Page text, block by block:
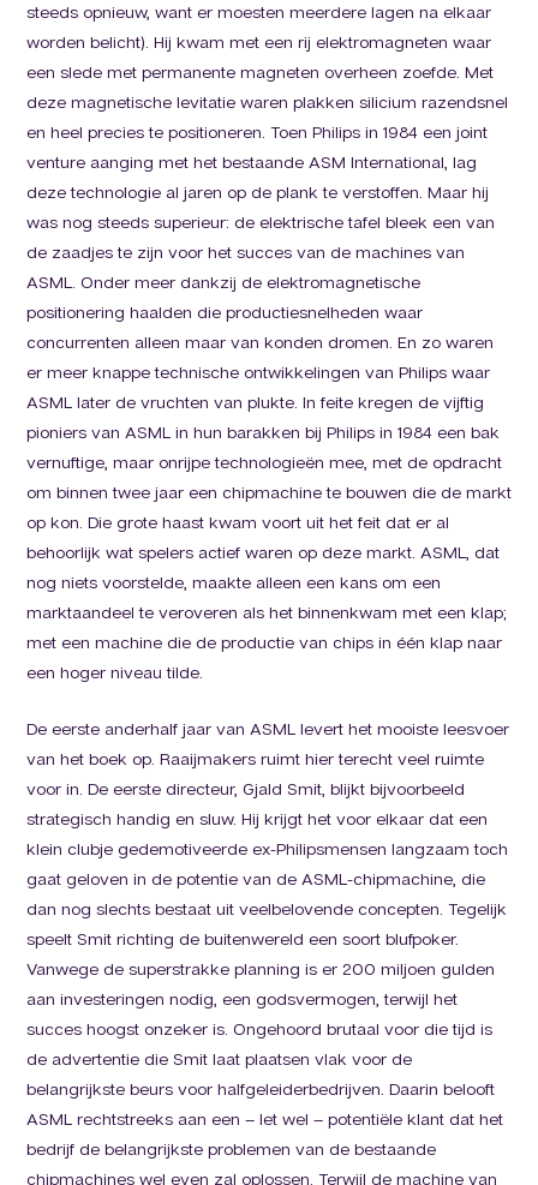
steeds opnieuw, want er moesten meerdere lagen na elkaar
worden belicht). Hij kwam met een rij elektromagneten waar
een slede met permanente magneten overheen zoefde. Met
deze magnetische levitatie waren plakken silicium razendsnel
en heel precies te positioneren. Toen Philips in 1984 een joint
venture aanging met het bestaande ASM International, lag
deze technologie al jaren op de plank te verstoffen. Maar hij
was nog steeds superieur: de elektrische tafel bleek een van
de zaadjes te zijn voor het succes van de machines van
ASML. Onder meer dankzij de elektromagnetische
positionering haalden die productiesnelheden waar
concurrenten alleen maar van konden dromen. En zo waren
er meer knappe technische ontwikkelingen van Philips waar
ASML later de vruchten van plukte. In feite kregen de vijftig
pioniers van ASML in hun barakken bij Philips in 1984 een bak
vernuftige, maar onrijpe technologieën mee, met de opdracht
om binnen twee jaar een chipmachine te bouwen die de markt
op kon. Die grote haast kwam voort uit het feit dat er al
behoorlijk wat spelers actief waren op deze markt. ASML, dat
nog niets voorstelde, maakte alleen een kans om een
marktaandeel te veroveren als het binnenkwam met een klap;
met een machine die de productie van chips in één klap naar
een hoger niveau tilde.
De eerste anderhalf jaar van ASML levert het mooiste leesvoer
van het boek op. Raaijmakers ruimt hier terecht veel ruimte
voor in. De eerste directeur, Gjald Smit, blijkt bijvoorbeeld
strategisch handig en sluw. Hij krijgt het voor elkaar dat een
klein clubje gedemotiveerde ex-Philipsmensen langzaam toch
gaat geloven in de potentie van de ASML-chipmachine, die
dan nog slechts bestaat uit veelbelovende concepten. Tegelijk
speelt Smit richting de buitenwereld een soort blufpoker.
Vanwege de superstrakke planning is er 200 miljoen gulden
aan investeringen nodig, een godsvermogen, terwijl het
succes hoogst onzeker is. Ongehoord brutaal voor die tijd is
de advertentie die Smit laat plaatsen vlak voor de
belangrijkste beurs voor halfgeleiderbedrijven. Daarin belooft
ASML rechtstreeks aan een – let wel – potentiële klant dat het
bedrijf de belangrijkste problemen van de bestaande
chipmachines wel even zal oplossen. Terwijl de machine van